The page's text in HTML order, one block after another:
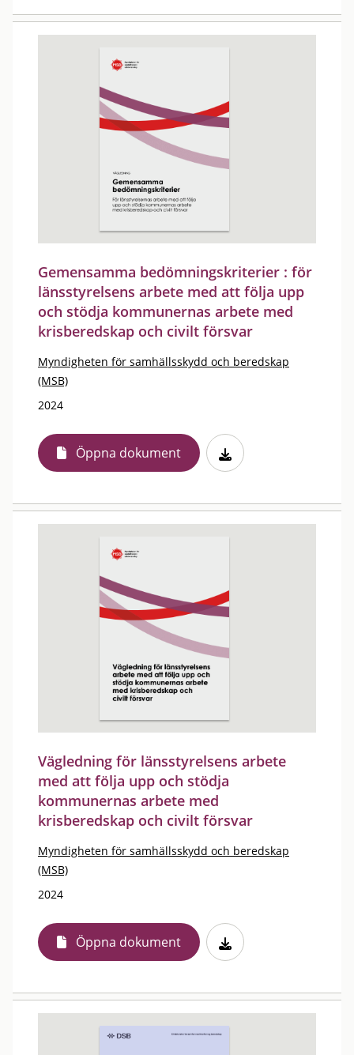
Gemensamma bedömningskriterier : för
länsstyrelsens arbete med att följa upp
och stödja kommunernas arbete med
krisberedskap och civilt försvar
Myndigheten för samhällsskydd och beredskap
(MSB)
2024
Öppna dokument
Vägledning för länsstyrelsens arbete
med att följa upp och stödja
kommunernas arbete med
krisberedskap och civilt försvar
Myndigheten för samhällsskydd och beredskap
(MSB)
2024
Öppna dokument